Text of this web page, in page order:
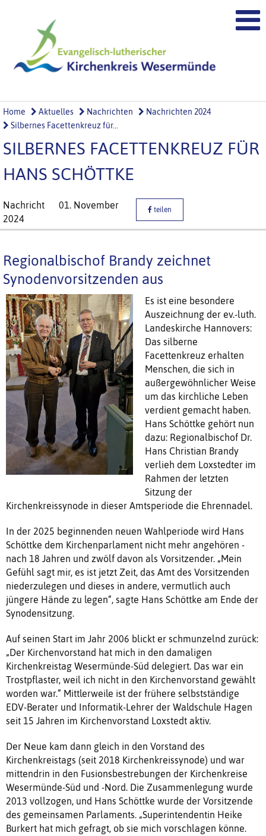
Home Aktuelles Nachrichten
Nachrichten 2024
Silbernes Facettenkreuz für...
SILBERNES FACETTENKREUZ FÜR
HANS SCHÖTTKE
Nachricht
01. November
2024
teilen
Regionalbischof Brandy zeichnet
Synodenvorsitzenden aus
Es ist eine besondere
Auszeichnung der ev.-luth.
Landeskirche Hannovers:
Das silberne
Facettenkreuz erhalten
Menschen, die sich in
außergewöhnlicher Weise
um das kirchliche Leben
verdient gemacht haben.
Hans Schöttke gehört nun
dazu: Regionalbischof Dr.
Hans Christian Brandy
verlieh dem Loxstedter im
Rahmen der letzten
Sitzung der
Kirchenkreissynode in dieser Amtsperiode die Ehrennadel.
In der 2025 beginnenden neuen Wahlperiode wird Hans
Schöttke dem Kirchenparlament nicht mehr angehören -
nach 18 Jahren und zwölf davon als Vorsitzender. „Mein
Gefühl sagt mir, es ist jetzt Zeit, das Amt des Vorsitzenden
niederzulegen und dieses in andere, vermutlich auch
jüngere Hände zu legen“, sagte Hans Schöttke am Ende der
Synodensitzung.
Auf seinen Start im Jahr 2006 blickt er schmunzelnd zurück:
„Der Kirchenvorstand hat mich in den damaligen
Kirchenkreistag Wesermünde-Süd delegiert. Das war ein
Trostpflaster, weil ich nicht in den Kirchenvorstand gewählt
worden war.“ Mittlerweile ist der frühere selbstständige
EDV-Berater und Informatik-Lehrer der Waldschule Hagen
seit 15 Jahren im Kirchenvorstand Loxstedt aktiv.
Der Neue kam dann gleich in den Vorstand des
Kirchenkreistags (seit 2018 Kirchenkreissynode) und war
mittendrin in den Fusionsbestrebungen der Kirchenkreise
Wesermünde-Süd und -Nord. Die Zusammenlegung wurde
2013 vollzogen, und Hans Schöttke wurde der Vorsitzende
des gemeinsamen Parlaments. „Superintendentin Heike
Burkert hat mich gefragt, ob sie mich vorschlagen könne.